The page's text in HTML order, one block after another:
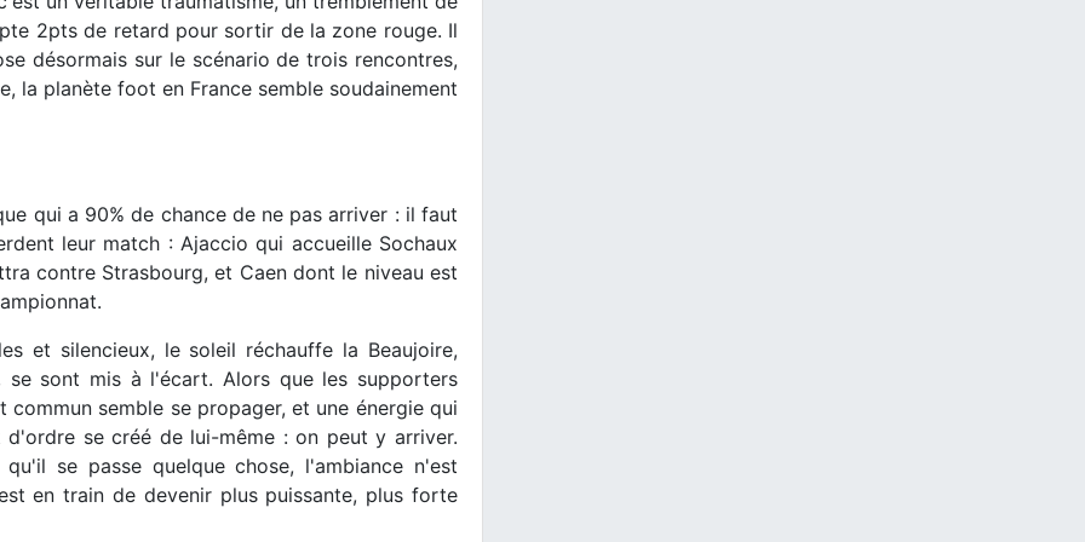
2pts de retard pour sortir de la zone rouge. Il
désormais sur le scénario de trois rencontres,
la planète foot en France semble soudainement
qui a 90% de chance de ne pas arriver : il faut
leur match : Ajaccio qui accueille Sochaux
contre Strasbourg, et Caen dont le niveau est
et silencieux, le soleil réchauffe la Beaujoire,
se sont mis à l'écart. Alors que les supporters
semble se propager, et une énergie qui
se créé de lui-même : on peut y arriver.
se passe quelque chose, l'ambiance n'est
en train de devenir plus puissante, plus forte